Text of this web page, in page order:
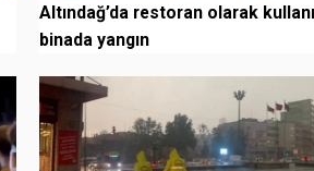
Altındağ’da restoran olarak
binada yangın